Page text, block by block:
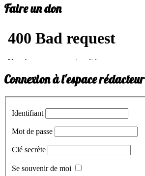
Faire un don
Connexion à l'espace rédacteur
Identifiant
Mot de passe
Clé secrète
Se souvenir de moi